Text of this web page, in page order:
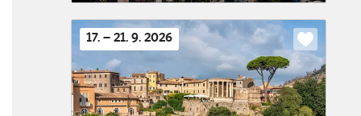
17. – 21. 9. 2026
Do
oblíbených